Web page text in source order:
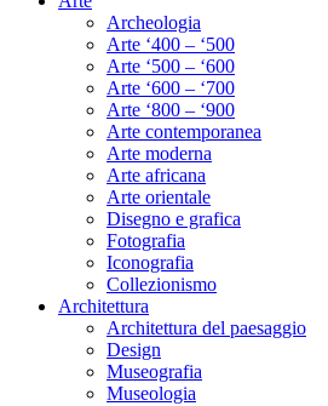
Archeologia
Arte ‘400 – ‘500
Arte ‘500 – ‘600
Arte ‘600 – ‘700
Arte ‘800 – ‘900
Arte contemporanea
Arte moderna
Arte africana
Arte orientale
Disegno e grafica
Fotografia
Iconografia
Collezionismo
Architettura
Architettura del paesaggio
Design
Museografia
Museologia